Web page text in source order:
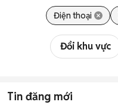
Điện thoại
Đổi khu vực
Tin đăng mới